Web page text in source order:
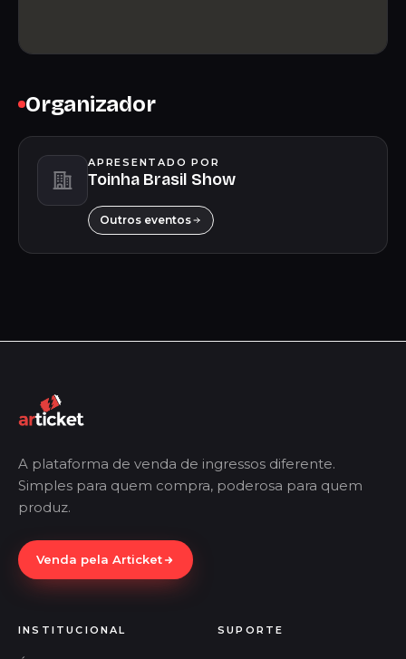
Organizador
APRESENTADO POR
Toinha Brasil Show
Outros eventos
A plataforma de venda de ingressos diferente.
Simples para quem compra, poderosa para quem
produz.
Venda pela Articket
INSTITUCIONAL SUPORTE